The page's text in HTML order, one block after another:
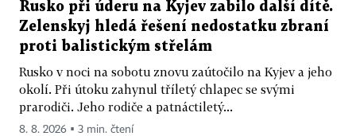
Rusko při úderu na Kyjev zabilo další dítě.
Zelenskyj hledá řešení nedostatku zbraní
proti balistickým střelám
Rusko v noci na sobotu znovu zaútočilo na Kyjev a jeho
okolí. Při útoku zahynul tříletý chlapec se svými
prarodiči. Jeho rodiče a patnáctiletý...
8. 8. 2026 ▪ 3 min. čtení